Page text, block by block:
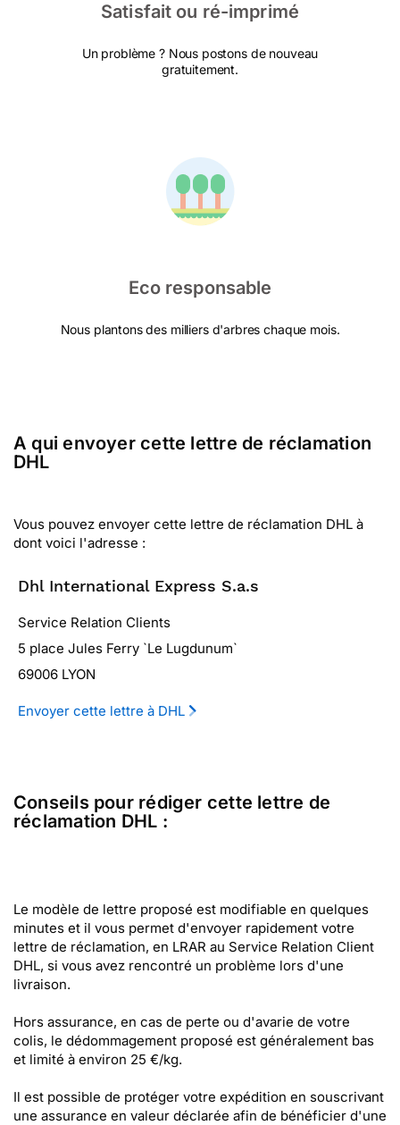
Satisfait ou ré-imprimé
Un problème ? Nous postons de nouveau
gratuitement.
Eco responsable
Nous plantons des milliers d'arbres chaque mois.
A qui envoyer cette lettre de réclamation
DHL
Vous pouvez envoyer cette lettre de réclamation DHL à
dont voici l'adresse :
Dhl International Express S.a.s
Service Relation Clients
5 place Jules Ferry `Le Lugdunum`
69006 LYON
Envoyer cette lettre à DHL
Conseils pour rédiger cette lettre de
réclamation DHL :
Le modèle de lettre proposé est modifiable en quelques
minutes et il vous permet d'envoyer rapidement votre
lettre de réclamation, en LRAR au Service Relation Client
DHL, si vous avez rencontré un problème lors d'une
livraison.
Hors assurance, en cas de perte ou d'avarie de votre
colis, le dédommagement proposé est généralement bas
et limité à environ 25 €/kg.
Il est possible de protéger votre expédition en souscrivant
une assurance en valeur déclarée afin de bénéficier d'une